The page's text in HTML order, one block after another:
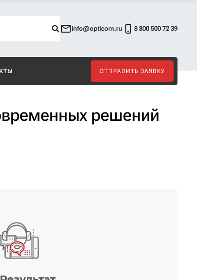
info@opticom.ru 8 800 500 72 39
ОТПРАВИТЬ ЗАЯВКУ
решений